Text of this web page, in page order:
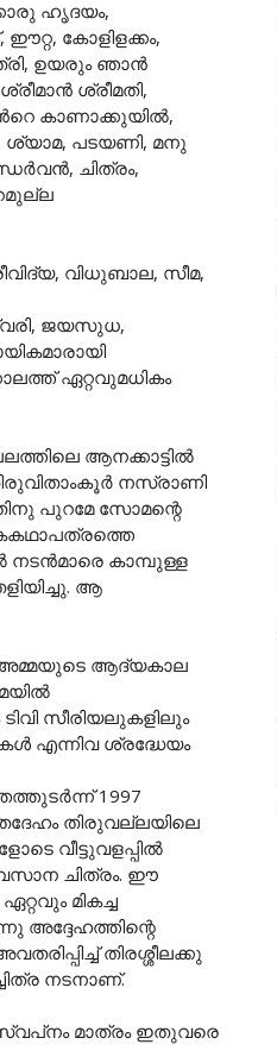
ഹൃദയം,
കോളിളക്കം,
ഉയരും ഞാന്‍
ശ്രീമതി,
കാണാക്കുയില്‍,
ശ്യാമ, പടയണി, മനു
ചിത്രം,
വിധുബാല, സീമ,
ജയസുധ,
ഏറ്റവുമധികം
ആനക്കാട്ടിൽ
നസ്രാണി
പുറമേ സോമന്റെ
കാമ്പുള്ള
ആ
അമ്മയുടെ ആദ്യകാല
സീരിയലുകളിലും
എന്നിവ ശ്രദ്ധേയം
1997
തിരുവല്ലയിലെ
വീട്ടുവളപ്പിൽ
ചിത്രം. ഈ
മികച്ച
അദ്ദേഹത്തിന്റെ
തിരശ്ശീലക്കു
നടനാണ്.
മാത്രം ഇതുവരെ